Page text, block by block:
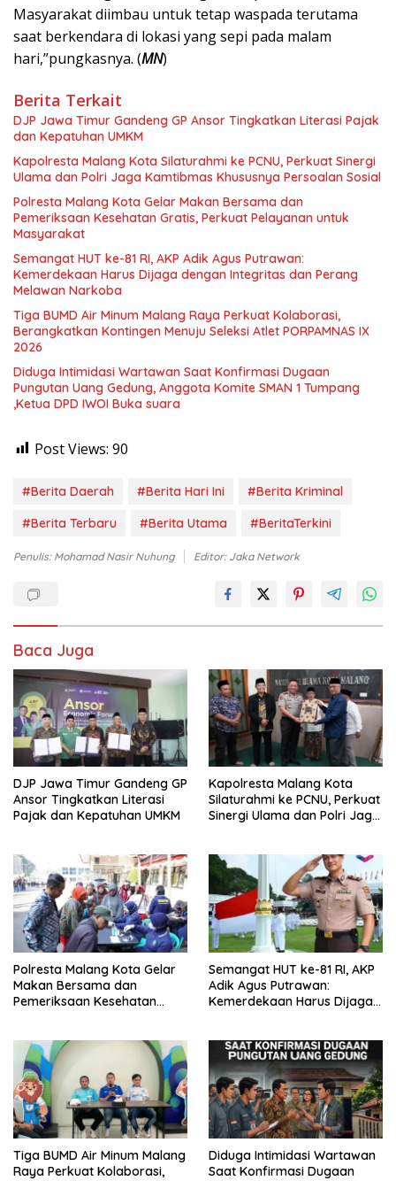
Masyarakat diimbau untuk tetap waspada terutama
saat berkendara di lokasi yang sepi pada malam
hari,”pungkasnya. (MN)
Berita Terkait
DJP Jawa Timur Gandeng GP Ansor Tingkatkan Literasi Pajak
dan Kepatuhan UMKM
Kapolresta Malang Kota Silaturahmi ke PCNU, Perkuat Sinergi
Ulama dan Polri Jaga Kamtibmas Khususnya Persoalan Sosial
Polresta Malang Kota Gelar Makan Bersama dan
Pemeriksaan Kesehatan Gratis, Perkuat Pelayanan untuk
Masyarakat
Semangat HUT ke-81 RI, AKP Adik Agus Putrawan:
Kemerdekaan Harus Dijaga dengan Integritas dan Perang
Melawan Narkoba
Tiga BUMD Air Minum Malang Raya Perkuat Kolaborasi,
Berangkatkan Kontingen Menuju Seleksi Atlet PORPAMNAS IX
2026
Diduga Intimidasi Wartawan Saat Konfirmasi Dugaan
Pungutan Uang Gedung, Anggota Komite SMAN 1 Tumpang
,Ketua DPD IWOI Buka suara
Post Views: 90
#Berita Daerah #Berita Hari Ini
#Berita Kriminal
#Berita Terbaru
#Berita Utama #BeritaTerkini
Penulis: Mohamad Nasir Nuhung Editor: Jaka Network
Baca Juga
DJP Jawa Timur Gandeng GP
Ansor Tingkatkan Literasi
Pajak dan Kepatuhan UMKM
Kapolresta Malang Kota
Silaturahmi ke PCNU, Perkuat
Sinergi Ulama dan Polri Jaga
Polresta Malang Kota Gelar
Makan Bersama dan
Pemeriksaan Kesehatan
Semangat HUT ke-81 RI, AKP
Adik Agus Putrawan:
Kemerdekaan Harus Dijaga
Tiga BUMD Air Minum Malang
Raya Perkuat Kolaborasi,
Diduga Intimidasi Wartawan
Saat Konfirmasi Dugaan